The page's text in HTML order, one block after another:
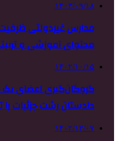
۱۴۰۳/۰۹/۱۸
مدارس غیردولتی
محتوای آموزشی و
۱۴۰۲/۱۰/۱۵
دادستان رشت جزئیات را
۱۴۰۲/۱۲/۰۷